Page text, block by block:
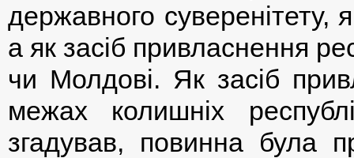
державного суверенітету,
а як засіб привласнення
чи Молдові. Як засіб
межах колишніх
згадував, повинна була